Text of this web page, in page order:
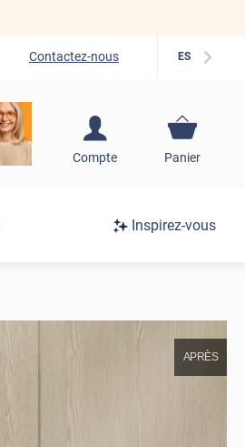
Contactez-nous ES
Compte
S'inscrire / Se
Panier
Inspirez-vous
APRÈS